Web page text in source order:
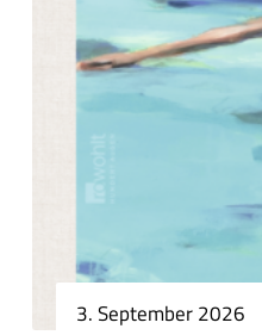
3. September 2026